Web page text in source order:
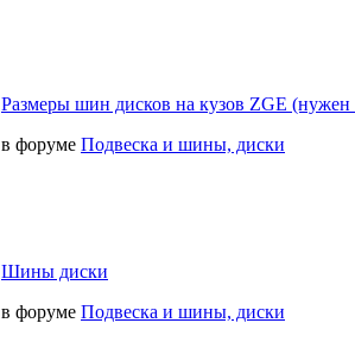
Размеры шин дисков на кузов ZGE (нужен
в форуме Подвеска и шины, диски
Шины диски
в форуме Подвеска и шины, диски